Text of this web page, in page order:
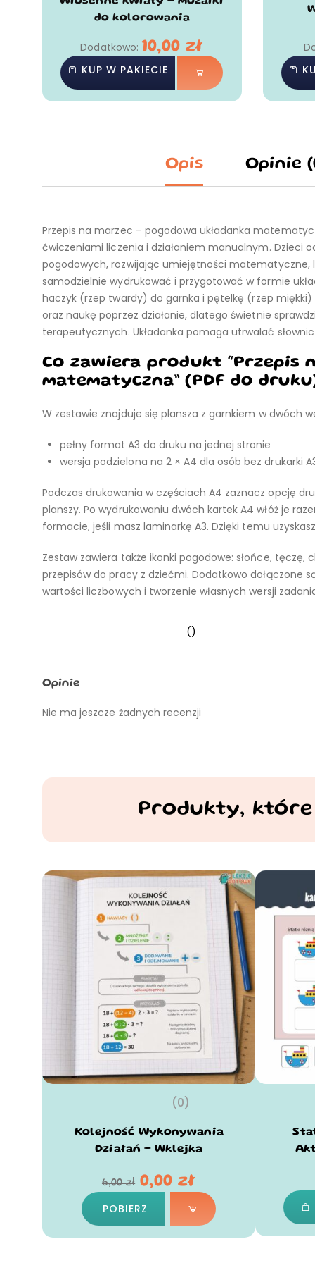
do kolorowania
Dodatkowo: 10,00zł
KUP W PAKIECIE
Opis Opinie
Przepis na marzec – pogodowa układanka
ćwiczeniami liczenia i działaniem manualnym. Dzieci
pogodowych, rozwijając umiejętności matematyczne,
samodzielnie wydrukować i przygotować w formie
haczyk (rzep twardy) do garnka i pętelkę (rzep
oraz naukę poprzez działanie, dlatego świetnie
terapeutycznych. Układanka pomaga utrwalać
Co zawiera produkt “Przepis
matematyczna” (PDF do
W zestawie znajduje się plansza z garnkiem w dwóch
pełny format A3 do druku na jednej stronie
wersja podzielona na 2 × A4 dla osób bez drukarki
Podczas drukowania w częściach A4 zaznacz opcję
planszy. Po wydrukowaniu dwóch kartek A4 włóż je
formacie, jeśli masz laminarkę A3. Dzięki temu
Zestaw zawiera także ikonki pogodowe: słońce, tęczę,
przepisów do pracy z dziećmi. Dodatkowo dołączone
wartości liczbowych i tworzenie własnych wersji
()
Opinie
Nie ma jeszcze żadnych recenzji
Produkty, które
(0)
Kolejność Wykonywania
Działań – Wklejka
6,00zł 0,00zł
POBIERZ